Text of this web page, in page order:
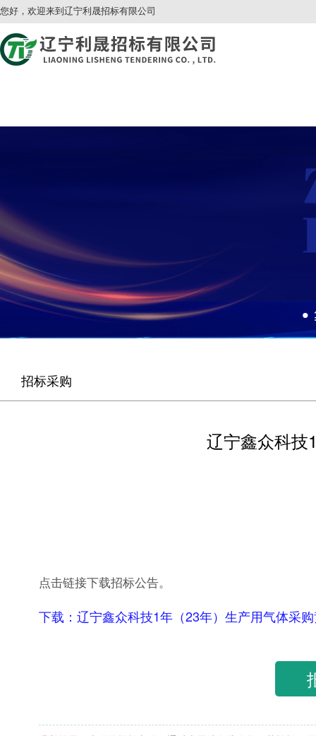
您好，欢迎来到辽宁利晟招标有限公司
招标采购
辽宁鑫众科技
点击链接下载招标公告。
下载： 辽宁鑫众科技1年（23年）生产用气体采